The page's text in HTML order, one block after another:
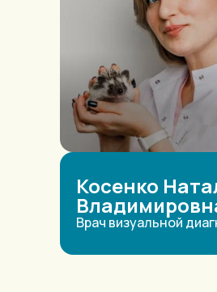
Косенко
Врач визуальной